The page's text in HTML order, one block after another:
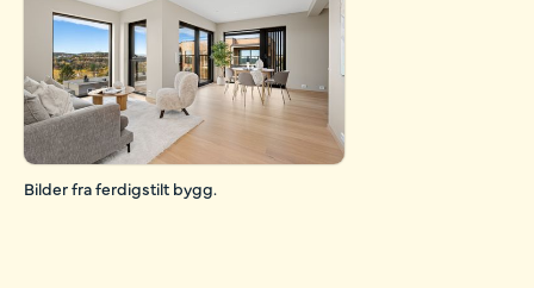
Bilder fra ferdigstilt bygg.